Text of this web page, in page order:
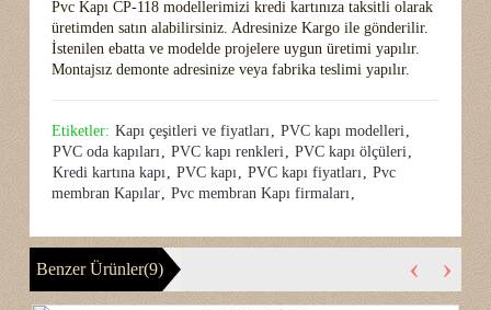
Pvc Kapı CP-118 modellerimizi kredi kartınıza taksitli olarak
üretimden satın alabilirsiniz. Adresinize Kargo ile gönderilir.
İstenilen ebatta ve modelde projelere uygun üretimi yapılır.
Montajsız demonte adresinize veya fabrika teslimi yapılır.
Etiketler: Kapı çeşitleri ve fiyatları, PVC kapı modelleri,
PVC oda kapıları, PVC kapı renkleri, PVC kapı ölçüleri,
Kredi kartına kapı, PVC kapı, PVC kapı fiyatları, Pvc
membran Kapılar, Pvc membran Kapı firmaları,
Benzer Ürünler(9) ‹ ›